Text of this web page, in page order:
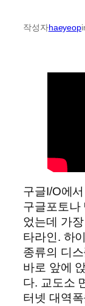
작성자haeyeop
구글I/O에
구글포토나
었는데 가
타라인. 하
종류의 디
바로 앞에
다. 교도소
터넷 대역